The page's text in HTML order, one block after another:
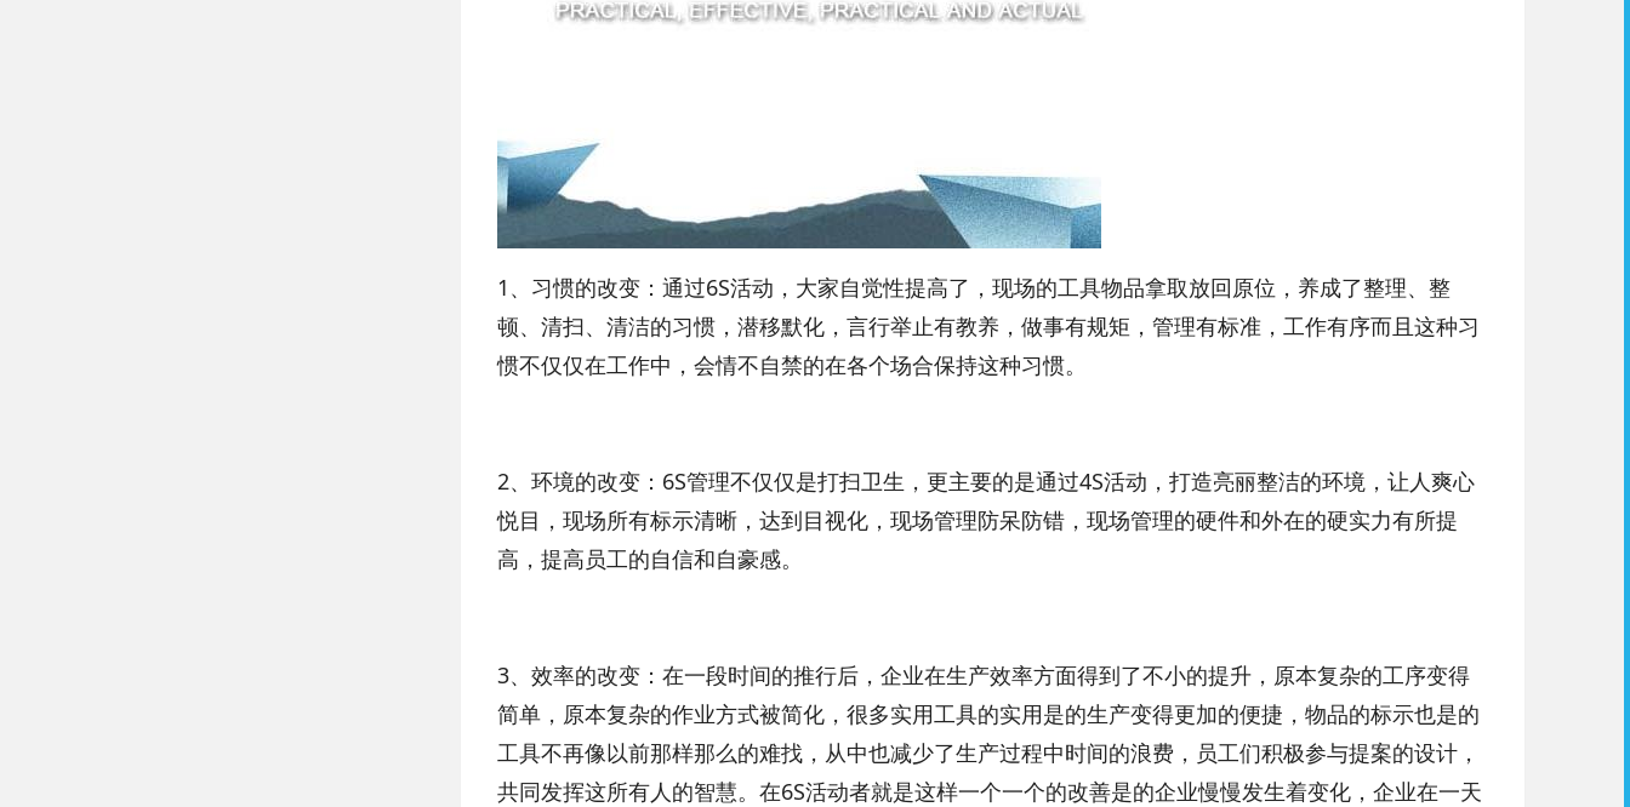
1、习惯的改变：通过6S活动，大家自觉性提高了，现场的工具物品拿取放回原位，养成了整理、整
顿、清扫、清洁的习惯，潜移默化，言行举止有教养，做事有规矩，管理有标准，工作有序而且这种习
惯不仅仅在工作中，会情不自禁的在各个场合保持这种习惯。
2、环境的改变：6S管理不仅仅是打扫卫生，更主要的是通过4S活动，打造亮丽整洁的环境，让人爽心
悦目，现场所有标示清晰，达到目视化，现场管理防呆防错，现场管理的硬件和外在的硬实力有所提
高，提高员工的自信和自豪感。
3、效率的改变：在一段时间的推行后，企业在生产效率方面得到了不小的提升，原本复杂的工序变得
简单，原本复杂的作业方式被简化，很多实用工具的实用是的生产变得更加的便捷，物品的标示也是的
工具不再像以前那样那么的难找，从中也减少了生产过程中时间的浪费，员工们积极参与提案的设计，
共同发挥这所有人的智慧。在6S活动者就是这样一个一个的改善是的企业慢慢发生着变化，企业在一天